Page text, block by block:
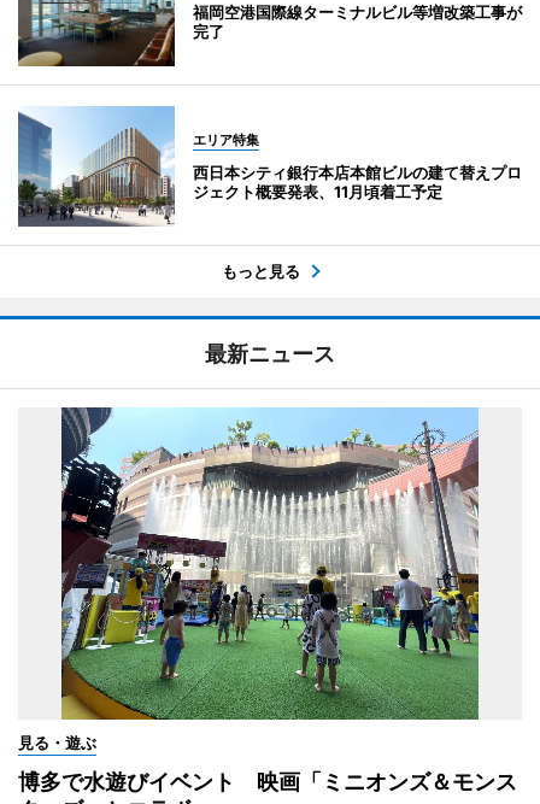
福岡空港国際線ターミナルビル等増改築工事が
完了
エリア特集
西日本シティ銀行本店本館ビルの建て替えプロ
ジェクト概要発表、11月頃着工予定
もっと見る
最新ニュース
見る・遊ぶ
博多で水遊びイベント 映画「ミニオンズ＆モンス